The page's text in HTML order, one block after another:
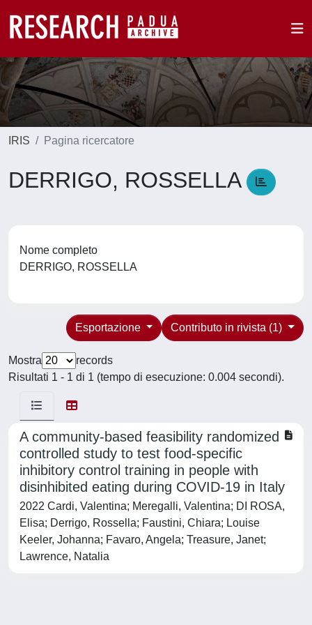
IRIS Pagina ricercatore
DERRIGO, ROSSELLA
Nome completo
DERRIGO, ROSSELLA
Contributo in rivista (1)
Esportazione
Mostra
records
Risultati 1 - 1 di 1 (tempo di esecuzione: 0.004 secondi).
A community-based feasibility randomized
controlled study to test food-specific
inhibitory control training in people with
disinhibited eating during COVID-19 in Italy
2022 Cardi, Valentina; Meregalli, Valentina; DI ROSA,
Elisa; Derrigo, Rossella; Faustini, Chiara; Louise
Keeler, Johanna; Favaro, Angela; Treasure, Janet;
Lawrence, Natalia